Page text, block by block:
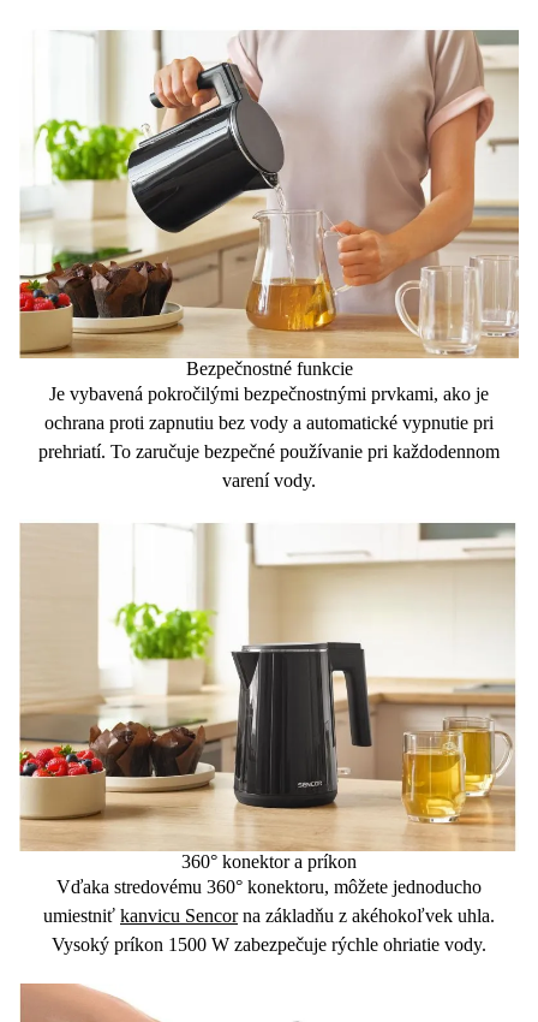
Bezpečnostné funkcie
Je vybavená pokročilými bezpečnostnými prvkami, ako je
ochrana proti zapnutiu bez vody a automatické vypnutie pri
prehriatí. To zaručuje bezpečné používanie pri každodennom
varení vody.
360° konektor a príkon
Vďaka stredovému 360° konektoru, môžete jednoducho
umiestniť kanvicu Sencorna základňu z akéhokoľvek uhla.
Vysoký príkon 1500 W zabezpečuje rýchle ohriatie vody.